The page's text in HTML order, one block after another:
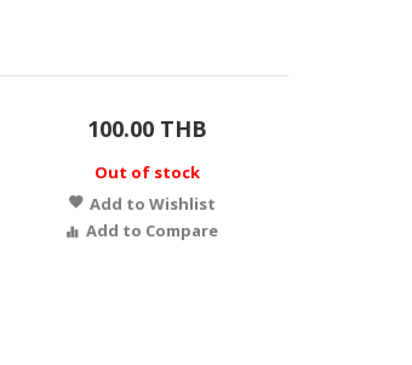
100.00 THB
Out of stock
Add to Wishlist
Add to Compare